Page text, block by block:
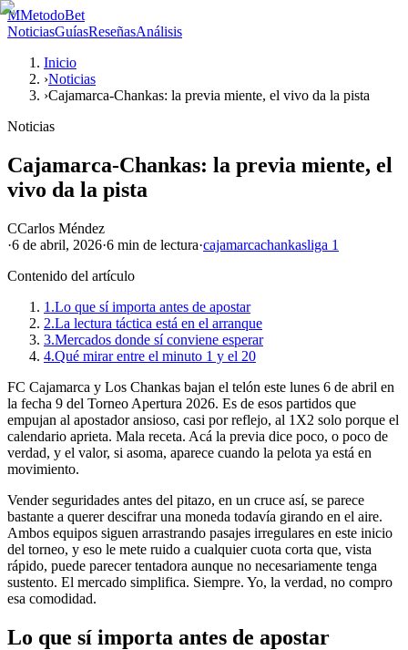
MMetodoBet
NoticiasGuíasReseñasAnálisis
Inicio
›Noticias
›Cajamarca-Chankas: la previa miente, el vivo da la pista
Noticias
Cajamarca-Chankas: la previa miente, el
vivo da la pista
CCarlos Méndez
·6 de abril, 2026·6 min de lectura·cajamarcachankasliga 1
Contenido del artículo
1.Lo que sí importa antes de apostar
2.La lectura táctica está en el arranque
3.Mercados donde sí conviene esperar
4.Qué mirar entre el minuto 1 y el 20
FC Cajamarca y Los Chankas bajan el telón este lunes 6 de abril en
la fecha 9 del Torneo Apertura 2026. Es de esos partidos que
empujan al apostador ansioso, casi por reflejo, al 1X2 solo porque el
calendario aprieta. Mala receta. Acá la previa dice poco, o poco de
verdad, y el valor, si asoma, aparece cuando la pelota ya está en
movimiento.
Vender seguridades antes del pitazo, en un cruce así, se parece
bastante a querer descifrar una moneda todavía girando en el aire.
Ambos equipos siguen arrastrando pasajes irregulares en este inicio
del torneo, y eso le mete ruido a cualquier cuota corta que, vista
rápido, puede parecer tentadora aunque no necesariamente tenga
sustento. El mercado simplifica. Siempre. Yo, la verdad, no compro
esa comodidad.
Lo que sí importa antes de apostar